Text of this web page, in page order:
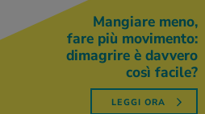
Migros
Mangiare meno,
fare più movimento:
dimagrire è davvero
così facile?
LEGGI ORA